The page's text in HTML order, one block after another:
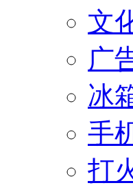
文
广
冰
手
打